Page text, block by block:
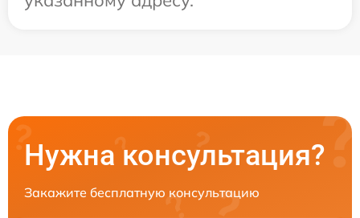
Нужна консультация?
Закажите бесплатную консультацию